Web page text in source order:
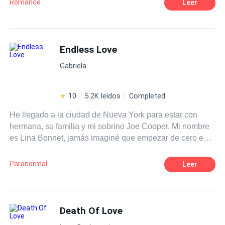
David ni siquiera sabe lo que significa sentir debido a su
vidas?
Romance Leer
Endless Love
Gabriela
10 5.2K leídos Completed
He llegado a la ciudad de Nueva York para estar con
hermana, su familia y mi sobrino Joe Cooper. Mi nombre
es Lina Bonnet, jamás imaginé que empezar de cero en
parece imposible. La Universidad parece un reto dificil de
conseguir, claro, no ser de este país tampoco me ayuda,
completo, todo empeoró. Se me metió por dentro, cada
cosa, lugar o situación se volvieron insignificantes. Él
Paranormal Leer
Death Of Love